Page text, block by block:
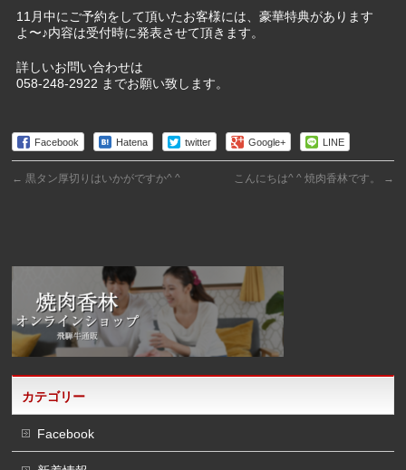
11月中にご予約をして頂いたお客様には、豪華特典があります
よ〜♪内容は受付時に発表させて頂きます。
詳しいお問い合わせは
058-248-2922 までお願い致します。
Facebook Hatena twitter Google+ LINE
← 黒タン厚切りはいかがですか^ ^ こんにちは^ ^ 焼肉香林です。 →
カテゴリー
Facebook